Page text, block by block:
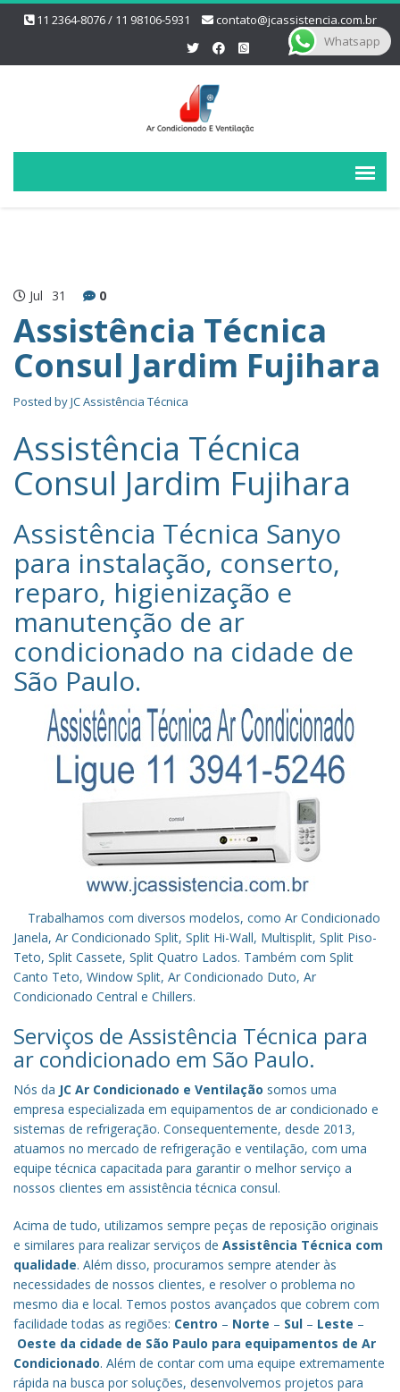
11 2364-8076 / 11 98106-5931 contato@jcassistencia.com.br
Jul 31 0
Assistência Técnica
Consul Jardim Fujihara
Posted byJC Assistência Técnica
Assistência Técnica
Consul Jardim Fujihara
Assistência Técnica Sanyo‎
para instalação, conserto,
reparo, higienização e
manutenção de ar
condicionado na cidade de
São Paulo.
Trabalhamos com diversos modelos, como Ar Condicionado
Janela, Ar Condicionado Split, Split Hi-Wall, Multisplit, Split Piso-
Teto, Split Cassete, Split Quatro Lados. Também com Split
Canto Teto, Window Split, Ar Condicionado Duto, Ar
Condicionado Central e Chillers.
Serviços de Assistência Técnica para
ar condicionado em São Paulo.
Nós da JC Ar Condicionado e Ventilação somos uma
empresa especializada em equipamentos de ar condicionado e
sistemas de refrigeração. Consequentemente, desde 2013,
atuamos no mercado de refrigeração e ventilação, com uma
equipe técnica capacitada para garantir o melhor serviço a
nossos clientes em assistência técnica consul.
Acima de tudo, utilizamos sempre peças de reposição originais
e similares para realizar serviços de Assistência Técnica com
qualidade. Além disso, procuramos sempre atender às
necessidades de nossos clientes, e resolver o problema no
mesmo dia e local. Temos postos avançados que cobrem com
facilidade todas as regiões: Centro – Norte – Sul – Leste –
Oeste da cidade de São Paulo para equipamentos de Ar
Condicionado. Além de contar com uma equipe extremamente
rápida na busca por soluções, desenvolvemos projetos para
Whatsapp